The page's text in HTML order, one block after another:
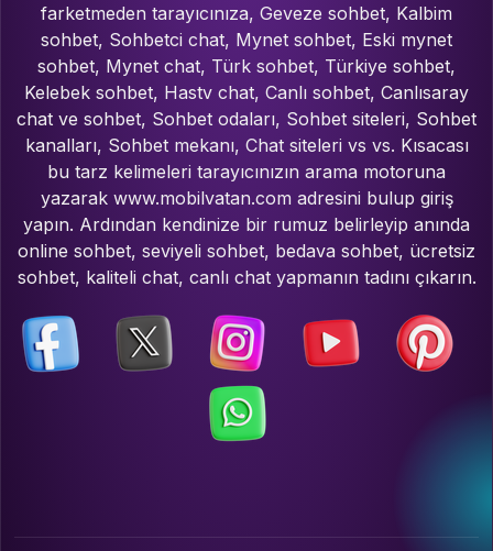
farketmeden tarayıcınıza, Geveze sohbet, Kalbim
sohbet, Sohbetci chat, Mynet sohbet, Eski mynet
sohbet, Mynet chat, Türk sohbet, Türkiye sohbet,
Kelebek sohbet, Hastv chat, Canlı sohbet, Canlısaray
chat ve sohbet, Sohbet odaları, Sohbet siteleri, Sohbet
kanalları, Sohbet mekanı, Chat siteleri vs vs. Kısacası
bu tarz kelimeleri tarayıcınızın arama motoruna
yazarak www.mobilvatan.com adresini bulup giriş
yapın. Ardından kendinize bir rumuz belirleyip anında
online sohbet, seviyeli sohbet, bedava sohbet, ücretsiz
sohbet, kaliteli chat, canlı chat yapmanın tadını çıkarın.